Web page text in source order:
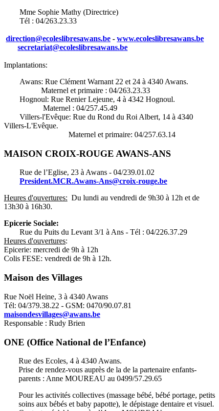
Mme Sophie Mathy (Directrice)
Tél : 04/263.23.33
direction@ecoleslibresawans.be - www.ecoleslibresawans.be
secretariat@ecoleslibresawans.be
Implantations:
Awans: Rue Clément Warnant 22 et 24 à 4340 Awans.
Maternel et primaire : 04/263.23.33
Hognoul: Rue Renier Lejeune, 4 à 4342 Hognoul.
Maternel : 04/257.45.49
Villers-l'Evêque: Rue du Rond du Roi Albert, 14 à 4340
Villers-L'Evêque.
Maternel et primaire: 04/257.63.14
MAISON CROIX-ROUGE AWANS-ANS
Rue de l’Eglise, 23 à Awans - 04/239.01.02
President.MCR.Awans-Ans@croix-rouge.be
Heures d'ouvertures: Du lundi au vendredi de 9h30 à 12h et de
13h30 à 16h30.
Epicerie Sociale:
Rue du Puits du Levant 3/1 à Ans - Tél : 04/226.37.29
Heures d'ouvertures:
Epicerie: mercredi de 9h à 12h
Colis FESE: vendredi de 9h à 12h.
Maison des Villages
Rue Noël Heine, 3 à 4340 Awans
Tél: 04/379.38.22 - GSM: 0470/90.07.81
maisondesvillages@awans.be
Responsable : Rudy Brien
ONE (Office National de l’Enfance)
Rue des Ecoles, 4 à 4340 Awans.
Prise de rendez-vous auprès de la de la partenaire enfants-
parents : Anne MOUREAU au 0499/57.29.65
Pour les activités collectives (massage bébé, bébé portage, petits
soins aux bébés et baby papotte), le dépistage dentaire et visuel.